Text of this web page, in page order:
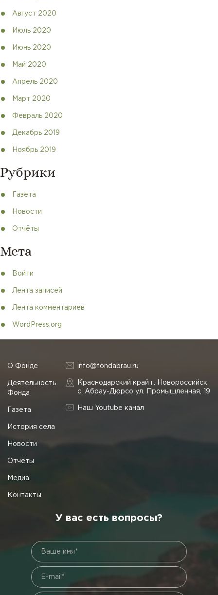
Август 2020
Июль 2020
Июнь 2020
Май 2020
Апрель 2020
Март 2020
Февраль 2020
Декабрь 2019
Ноябрь 2019
Рубрики
Газета
Новости
Отчёты
Мета
Войти
Лента записей
Лента комментариев
WordPress.org
О Фонде
Деятельность
Фонда
Газета
История села
Новости
Отчёты
Медиа
Контакты
info@fondabrau.ru
Краснодарский край г. Новороссийск
с. Абрау-Дюрсо ул. Промышленная, 19
Наш Youtube канал
У вас есть вопросы?
Ваше имя*
E-mail*